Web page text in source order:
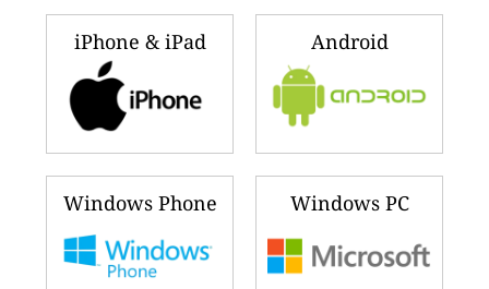
iPhone & iPad Android
Windows Phone Windows PC